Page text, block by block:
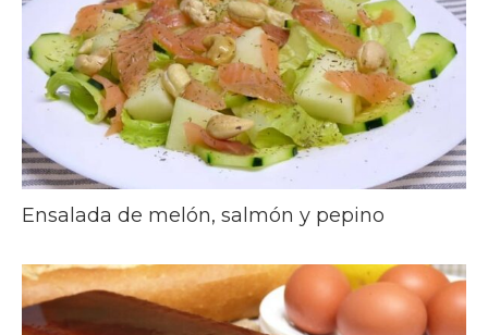
Ensalada de melón, salmón y pepino